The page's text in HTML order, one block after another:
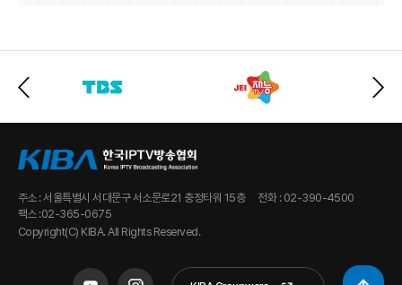
주소 : 서울특별시 서대문구 서소문로21 충정타워 15층
전화 : 02-390-4500
팩스 :02-365-0675
Copyright(C) KIBA. All Rights Reserved.